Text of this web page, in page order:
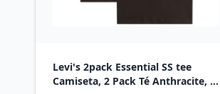
Levi's 2pack Essential SS tee
Camiseta, 2 Pack Té Anthracite, M